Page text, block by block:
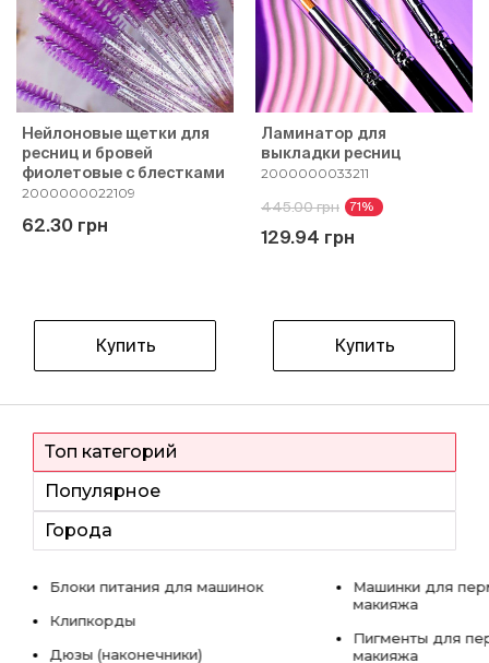
Нейлоновые щетки для
ресниц и бровей
фиолетовые с блестками
2000000022109
62.30 грн
Купить
Ламинатор для
выкладки ресниц
2000000033211
445.00 грн 71%
129.94 грн
Купить
Топ категорий
Популярное
Города
Блоки питания для машинок
Клипкорды
Дюзы (наконечники)
Машинки для
макияжа
Пигменты для
макияжа